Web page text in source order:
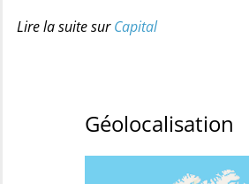
Lire la suite surCapital
Géolocalisation